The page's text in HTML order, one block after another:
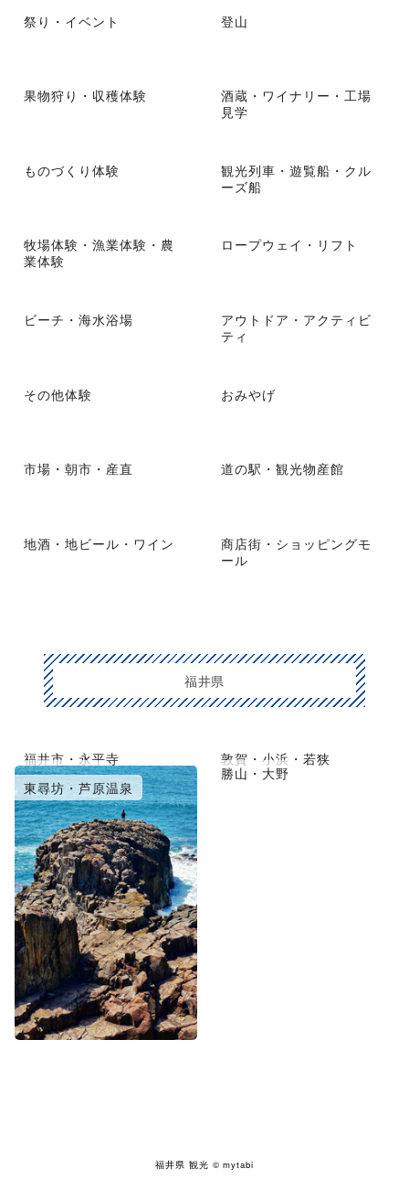
祭り・イベント 登山
果物狩り・収穫体験
酒蔵・ワイナリー・工場
見学
ものづくり体験
観光列車・遊覧船・クル
ーズ船
牧場体験・漁業体験・農
業体験
ロープウェイ・リフト
ビーチ・海水浴場
アウトドア・アクティビ
ティ
その他体験 おみやげ
市場・朝市・産直 道の駅・観光物産館
地酒・地ビール・ワイン
商店街・ショッピングモ
ール
福井県
福井市・永平寺
敦賀・小浜・若狭
越前・鯖江
勝山・大野
東尋坊・芦原温泉
福井県 観光 © mytabi